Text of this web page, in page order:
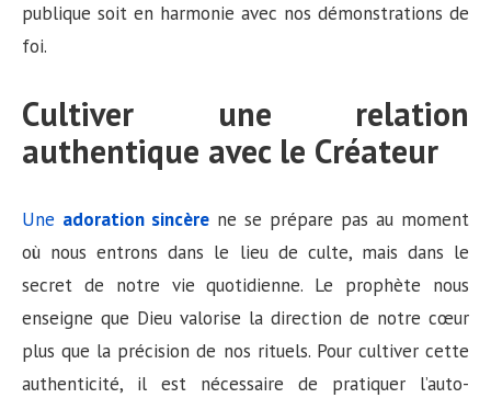
publique soit en harmonie avec nos démonstrations de
foi.
Cultiver une relation
authentique avec le Créateur
Une adoration sincère ne se prépare pas au moment
où nous entrons dans le lieu de culte, mais dans le
secret de notre vie quotidienne. Le prophète nous
enseigne que Dieu valorise la direction de notre cœur
plus que la précision de nos rituels. Pour cultiver cette
authenticité, il est nécessaire de pratiquer l’auto-